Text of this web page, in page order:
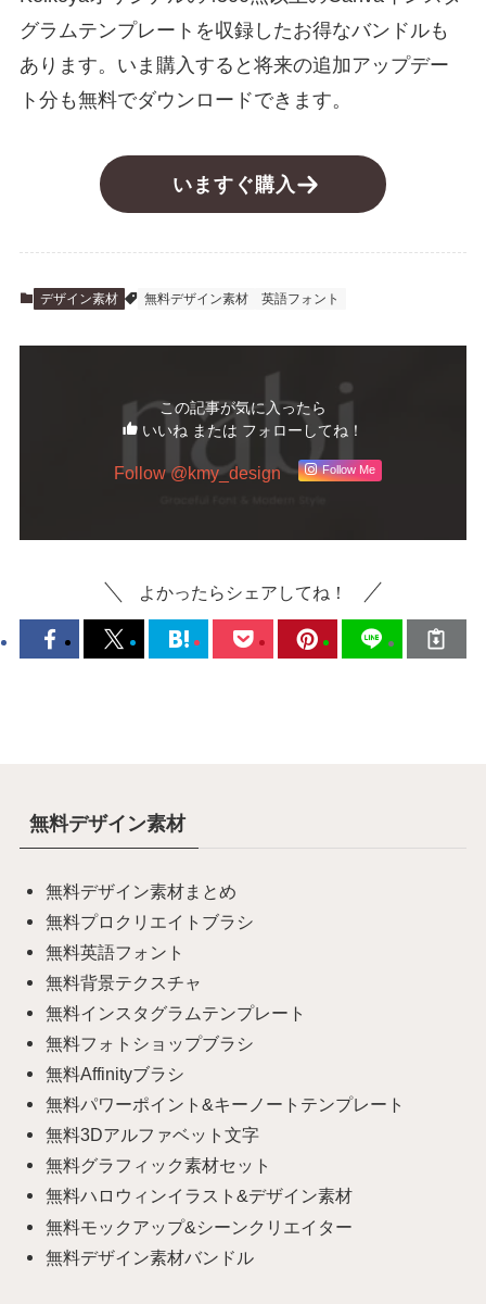
グラムテンプレートを収録したお得なバンドルも
あります。いま購入すると将来の追加アップデー
ト分も無料でダウンロードできます。
いますぐ購入
デザイン素材 無料デザイン素材 英語フォント
この記事が気に入ったら
いいね または フォローしてね！
Follow @kmy_design Follow Me
よかったらシェアしてね！
無料デザイン素材
無料デザイン素材まとめ
無料プロクリエイトブラシ
無料英語フォント
無料背景テクスチャ
無料インスタグラムテンプレート
無料フォトショップブラシ
無料Affinityブラシ
無料パワーポイント&キーノートテンプレート
無料3Dアルファベット文字
無料グラフィック素材セット
無料ハロウィンイラスト&デザイン素材
無料モックアップ&シーンクリエイター
無料デザイン素材バンドル